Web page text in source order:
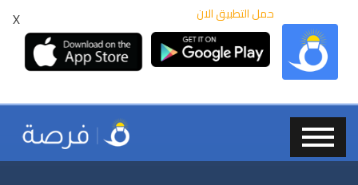
X حمل التطبيق الان